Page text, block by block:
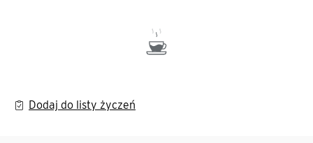
Dodaj do listy życzeń